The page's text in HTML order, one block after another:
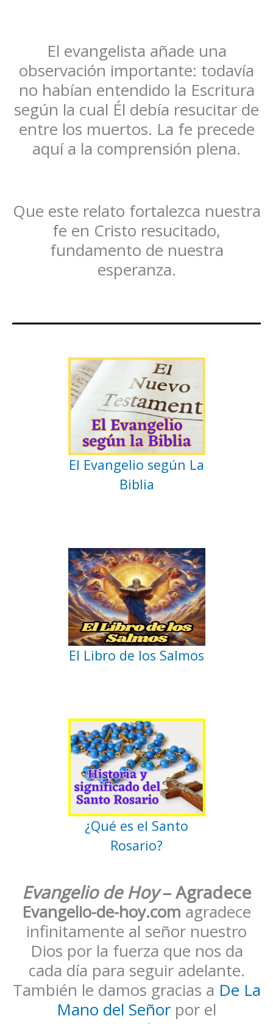
El evangelista añade una
observación importante: todavía
no habían entendido la Escritura
según la cual Él debía resucitar de
entre los muertos. La fe precede
aquí a la comprensión plena.
Que este relato fortalezca nuestra
fe en Cristo resucitado,
fundamento de nuestra
esperanza.
El Evangelio según La
Biblia
El Libro de los Salmos
¿Qué es el Santo
Rosario?
Evangelio de Hoy– Agradece
Evangelio-de-hoy.com agradece
infinitamente al señor nuestro
Dios por la fuerza que nos da
cada día para seguir adelante.
También le damos gracias a De La
Mano del Señor por el